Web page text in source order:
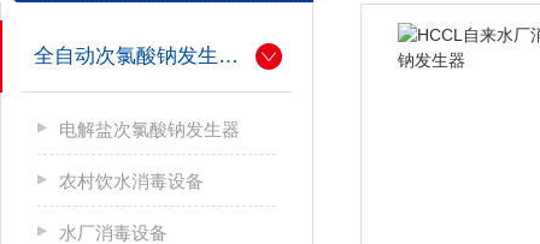
全自动次氯酸钠发生器厂家
电解盐次氯酸钠发生器
农村饮水消毒设备
水厂消毒设备